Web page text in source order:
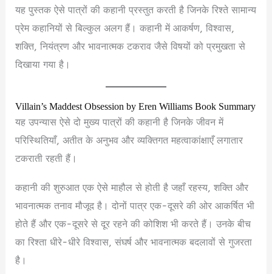
यह पुस्तक ऐसे पात्रों की कहानी प्रस्तुत करती है जिनके रिश्ते सामान्य
प्रेम कहानियों से बिल्कुल अलग हैं। कहानी में आकर्षण, विश्वास,
शक्ति, नियंत्रण और भावनात्मक टकराव जैसे विषयों को प्रमुखता से
दिखाया गया है।
Villain’s Maddest Obsession by Eren Williams Book Summary
यह उपन्यास ऐसे दो मुख्य पात्रों की कहानी है जिनके जीवन में
परिस्थितियाँ, अतीत के अनुभव और व्यक्तिगत महत्वाकांक्षाएँ लगातार
टकराती रहती हैं।
कहानी की शुरुआत एक ऐसे माहौल से होती है जहाँ रहस्य, शक्ति और
भावनात्मक तनाव मौजूद है। दोनों पात्र एक-दूसरे की ओर आकर्षित भी
होते हैं और एक-दूसरे से दूर रहने की कोशिश भी करते हैं। उनके बीच
का रिश्ता धीरे-धीरे विश्वास, संघर्ष और भावनात्मक बदलावों से गुजरता
है।